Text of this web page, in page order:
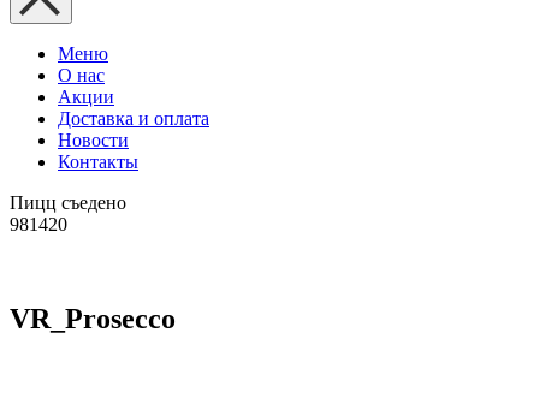
Меню
О нас
Акции
Доставка и оплата
Новости
Контакты
Пицц съедено
981420
VR_Prosecco